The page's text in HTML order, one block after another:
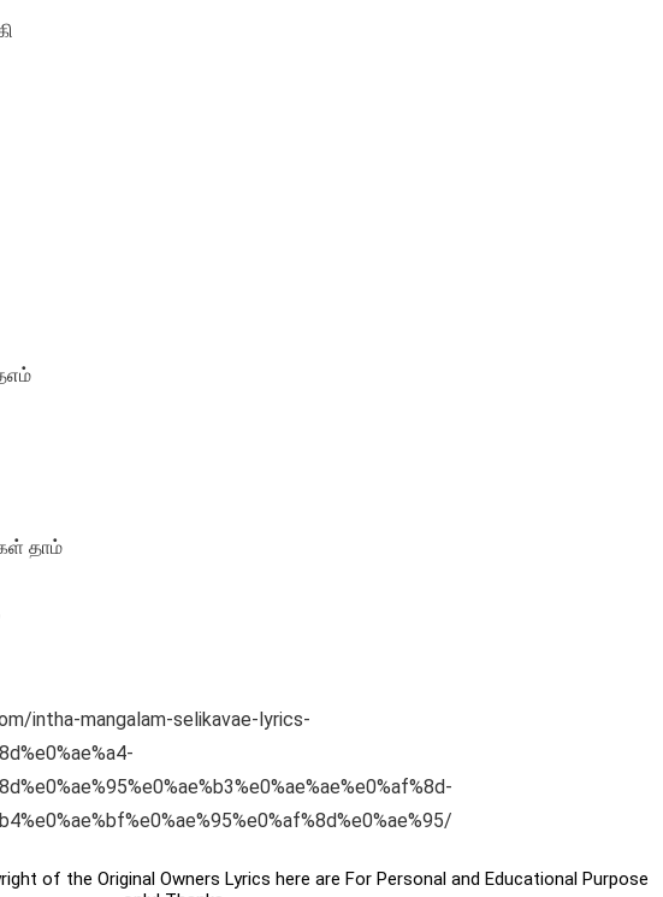
தாம்
intha-mangalam-selikavae-lyrics-
of the Original Owners Lyrics here are For Personal and Educational Purpose